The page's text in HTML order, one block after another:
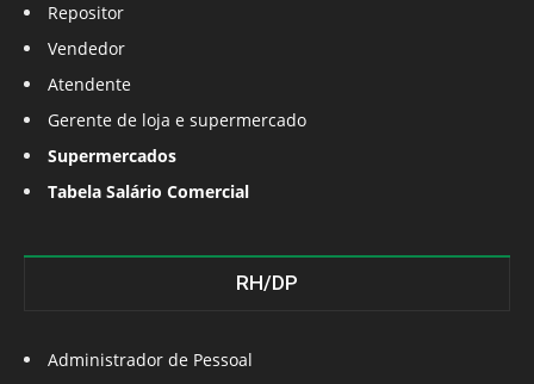
Repositor
Vendedor
Atendente
Gerente de loja e supermercado
Supermercados
Tabela Salário Comercial
RH/DP
Administrador de Pessoal